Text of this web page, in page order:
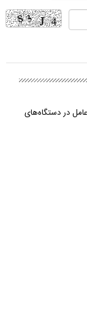
در دستگاه‌های